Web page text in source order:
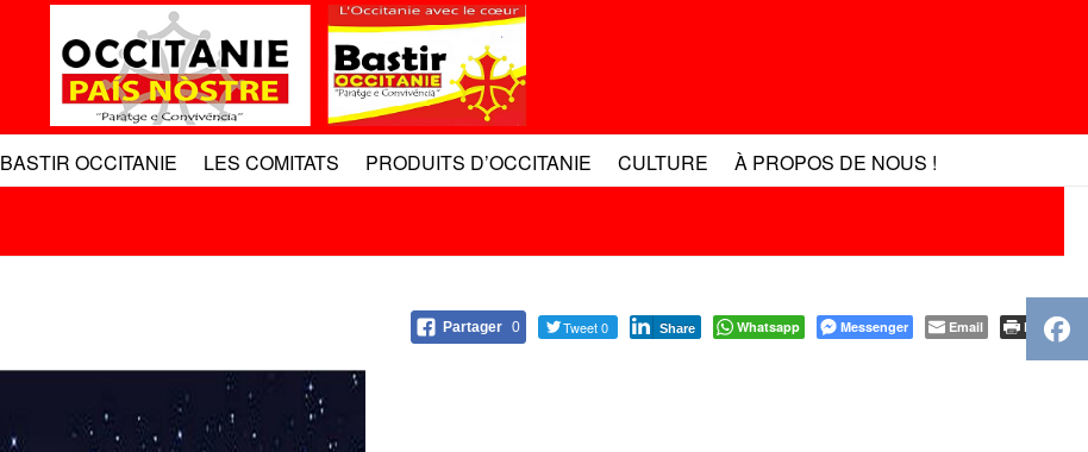
BASTIR OCCITANIE LES COMITATS PRODUITS D’OCCITANIE CULTURE À PROPOS DE NOUS !
Partager 0 Tweet 0 Share Whatsapp Messenger Email Print